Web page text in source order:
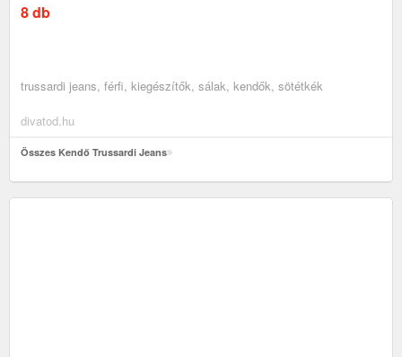
8 db
trussardi jeans, férfi, kiegészítők, sálak, kendők, sötétkék
divatod.hu
Összes Kendő Trussardi Jeans